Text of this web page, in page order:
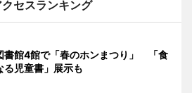
クセスランキング
書館4館で「春のホンまつり」 「食
る児童書」展示も